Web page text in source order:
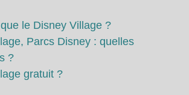
que le Disney Village ?
Parcs Disney : quelles
?
gratuit ?